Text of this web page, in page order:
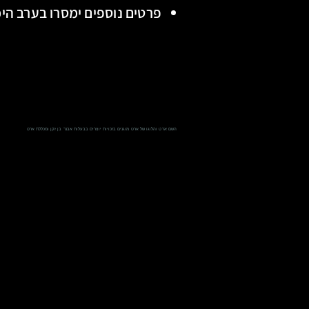
פרטים נוספים ימסרו בערב
השם ארט והלוגו של ארט מוגנים בזכויות יוצרים בבעלות אבנר בן זקן ומכללת ארט